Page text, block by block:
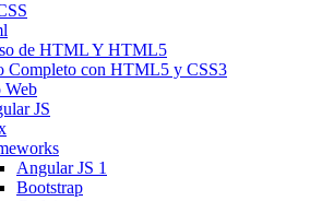
de HTML Y HTML5
Completo con HTML5 y CSS3
Web
JS
Angular JS 1
Bootstrap